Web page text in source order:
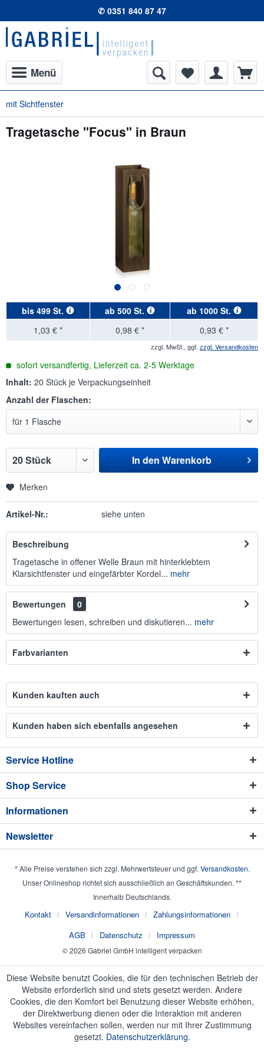
✆ 0351 840 87 47
Menü
mit Sichtfenster
Tragetasche "Focus" in Braun
bis 499 St. ab 500 St. ab 1000 St.
1,03 € *
0,98 € * 0,93 € *
zzgl. MwSt., ggf. zzgl. Versandkosten
sofort versandfertig, Lieferzeit ca. 2-5 Werktage
Inhalt: 20 Stück je Verpackungseinheit
Anzahl der Flaschen:
In den Warenkorb
Merken
Artikel-Nr.: siehe unten
Beschreibung
Tragetasche in offener Welle Braun mit hinterklebtem
Klarsichtfenster und eingefärbter Kordel... mehr
Bewertungen
0
Bewertungen lesen, schreiben und diskutieren... mehr
Farbvarianten
Kunden kauften auch
Kunden haben sich ebenfalls angesehen
Service Hotline
Shop Service
Informationen
Newsletter
* Alle Preise verstehen sich zzgl. Mehrwertsteuer und ggf. Versandkosten.
Unser Onlineshop richtet sich ausschließlich an Geschäftskunden. **
Innerhalb Deutschlands.
Kontakt Versandinformationen
Zahlungsinformationen
AGB
Datenschutz Impressum
© 2026 Gabriel GmbH intelligent verpacken
Diese Website benutzt Cookies, die für den technischen Betrieb der
Website erforderlich sind und stets gesetzt werden. Andere
Cookies, die den Komfort bei Benutzung dieser Website erhöhen,
der Direktwerbung dienen oder die Interaktion mit anderen
Websites vereinfachen sollen, werden nur mit Ihrer Zustimmung
gesetzt. Datenschutzerklärung.